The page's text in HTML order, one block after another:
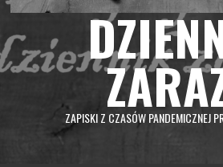
ZAPISKI Z CZASÓW PANDEMICZNEJ